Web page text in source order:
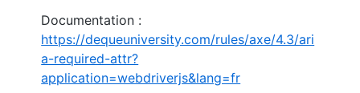
Documentation :
https://dequeuniversity.com/rules/axe/4.3/ari
a-required-attr?
application=webdriverjs&lang=fr